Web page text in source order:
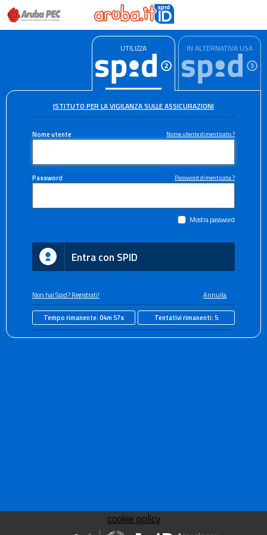
UTILIZZA IN ALTERNATIVA USA
ISTITUTO PER LA VIGILANZA SULLE ASSICURAZIONI
Nome utente Nome utente dimenticato ?
Password Password dimenticata ?
Mostra password
Entra con SPID
Non hai Spid? Registrati! Annulla
Tempo rimanente:04m 57s Tentativi rimanenti:5
cookie policy